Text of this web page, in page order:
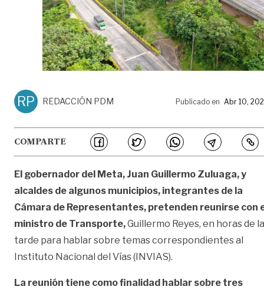
RP REDACCIÓN PDM Publicado en Abr 10,
COMPARTE
El gobernador del Meta, Juan Guillermo Zuluaga, y
alcaldes de algunos municipios, integrantes de la
Cámara de Representantes, pretenden reunirse con
ministro de Transporte,Guillermo Reyes, en horas de la
tarde para hablar sobre temas correspondientes al
Instituto Nacional del Vías (INVIAS).
La reunión tiene como finalidad hablar sobre tres